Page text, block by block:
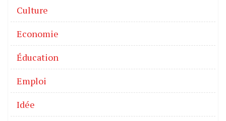
Culture
Economie
Éducation
Emploi
Idée